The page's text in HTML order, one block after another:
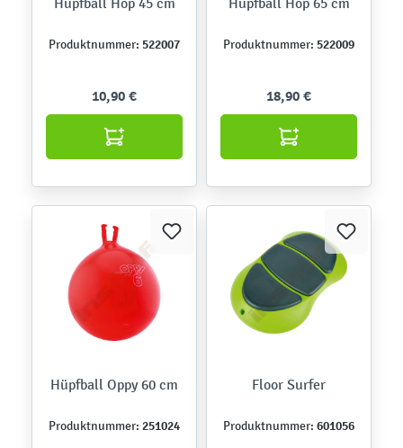
Produktnummer: 522007
10,90 €
Produktnummer: 522009
18,90 €
Hüpfball Oppy 60 cm
Produktnummer: 251024
Floor Surfer
Produktnummer: 601056